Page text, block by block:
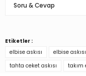
Soru & Cevap
Etiketler :
elbise askısı
elbise
tahta ceket askısı
takım